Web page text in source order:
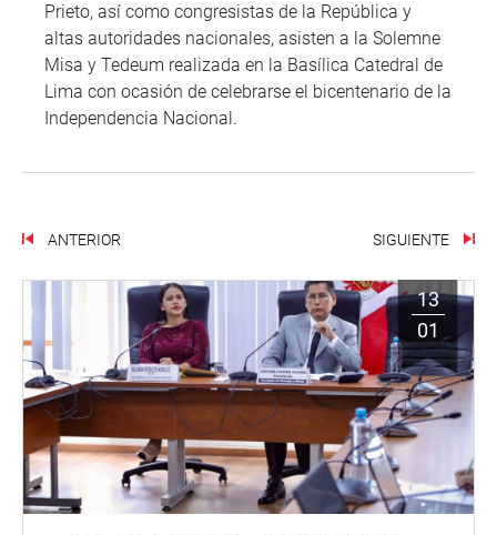
Prieto, así como congresistas de la República y
altas autoridades nacionales, asisten a la Solemne
Misa y Tedeum realizada en la Basílica Catedral de
Lima con ocasión de celebrarse el bicentenario de la
Independencia Nacional.
ANTERIOR SIGUIENTE
13
01